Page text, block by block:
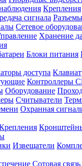
Крепления
сигнала
Сетевое
Хранение
Блоки питания
доступа
Контроллеры
Оборудование
Считыватели
Охранная
Извещатели
Сотовая